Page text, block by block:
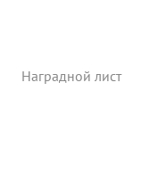
Наградной лист